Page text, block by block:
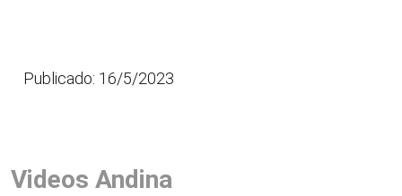
Publicado: 16/5/2023
Videos Andina